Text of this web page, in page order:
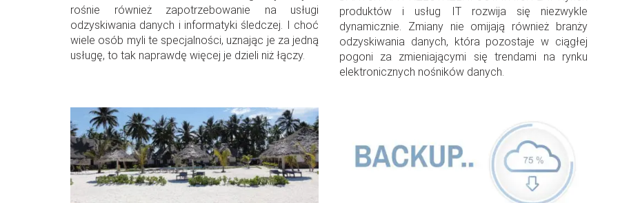
rośnie również zapotrzebowanie na usługi
odzyskiwania danych i informatyki śledczej. I choć
wiele osób myli te specjalności, uznając je za jedną
usługę, to tak naprawdę więcej je dzieli niż łączy.
produktów i usług IT rozwija się niezwykle
dynamicznie. Zmiany nie omijają również branży
odzyskiwania danych, która pozostaje w ciągłej
pogoni za zmieniającymi się trendami na rynku
elektronicznych nośników danych.